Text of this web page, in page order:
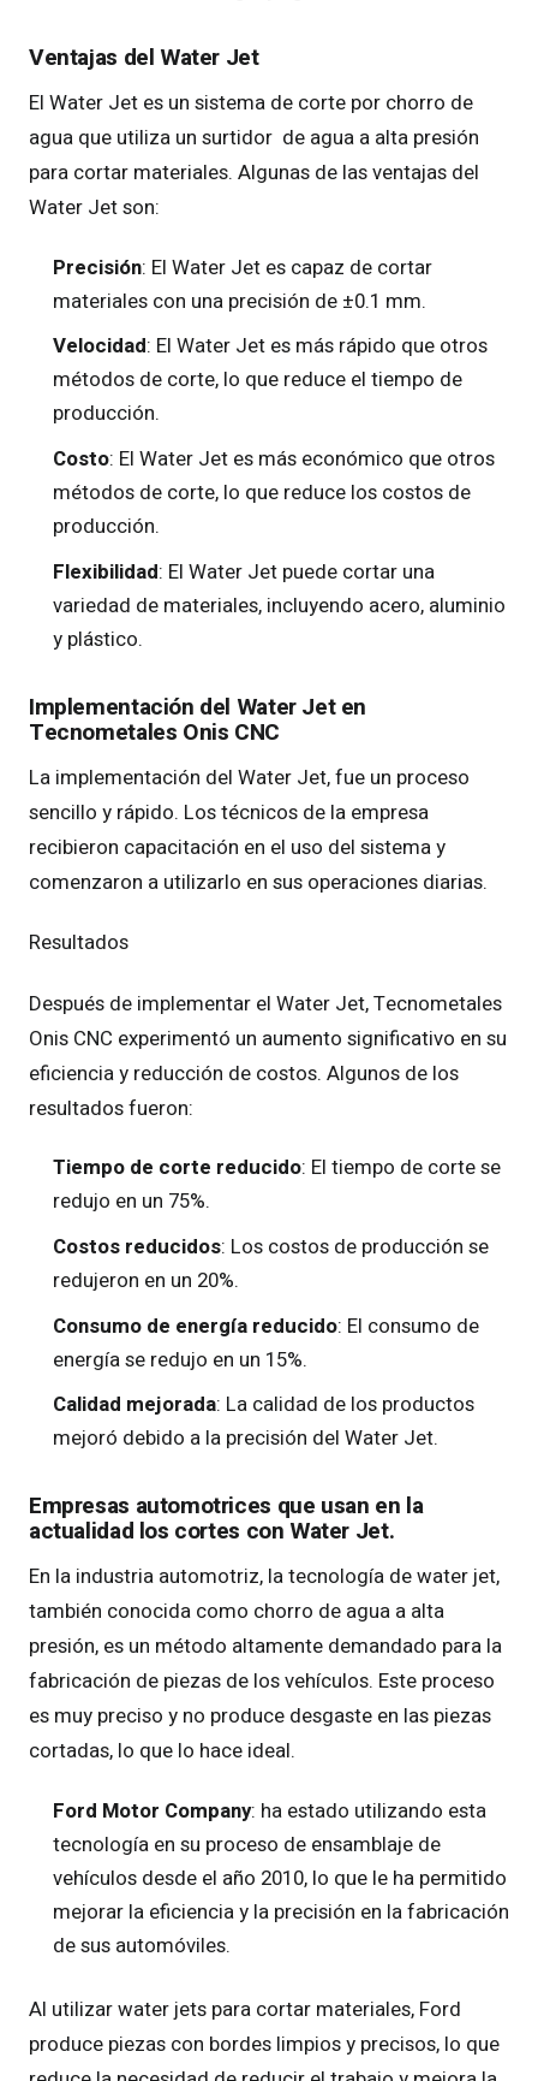
Ventajas del Water Jet
El Water Jet es un sistema de corte por chorro de
agua que utiliza un surtidor de agua a alta presión
para cortar materiales. Algunas de las ventajas del
Water Jet son:
Precisión: El Water Jet es capaz de cortar
materiales con una precisión de ±0.1 mm.
Velocidad: El Water Jet es más rápido que otros
métodos de corte, lo que reduce el tiempo de
producción.
Costo: El Water Jet es más económico que otros
métodos de corte, lo que reduce los costos de
producción.
Flexibilidad: El Water Jet puede cortar una
variedad de materiales, incluyendo acero, aluminio
y plástico.
Implementación del Water Jet en
Tecnometales Onis CNC
La implementación del Water Jet, fue un proceso
sencillo y rápido. Los técnicos de la empresa
recibieron capacitación en el uso del sistema y
comenzaron a utilizarlo en sus operaciones diarias.
Resultados
Después de implementar el Water Jet, Tecnometales
Onis CNC experimentó un aumento significativo en su
eficiencia y reducción de costos. Algunos de los
resultados fueron:
Tiempo de corte reducido: El tiempo de corte se
redujo en un 75%.
Costos reducidos: Los costos de producción se
redujeron en un 20%.
Consumo de energía reducido: El consumo de
energía se redujo en un 15%.
Calidad mejorada: La calidad de los productos
mejoró debido a la precisión del Water Jet.
Empresas automotrices que usan en la
actualidad los cortes con Water Jet.
En la industria automotriz, la tecnología de water jet,
también conocida como chorro de agua a alta
presión, es un método altamente demandado para la
fabricación de piezas de los vehículos. Este proceso
es muy preciso y no produce desgaste en las piezas
cortadas, lo que lo hace ideal.
Ford Motor Company: ha estado utilizando esta
tecnología en su proceso de ensamblaje de
vehículos desde el año 2010, lo que le ha permitido
mejorar la eficiencia y la precisión en la fabricación
de sus automóviles.
Al utilizar water jets para cortar materiales, Ford
produce piezas con bordes limpios y precisos, lo que